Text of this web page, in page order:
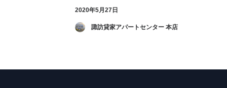
2020年5月27日
­ 諏訪貸家アパートセンター 本店